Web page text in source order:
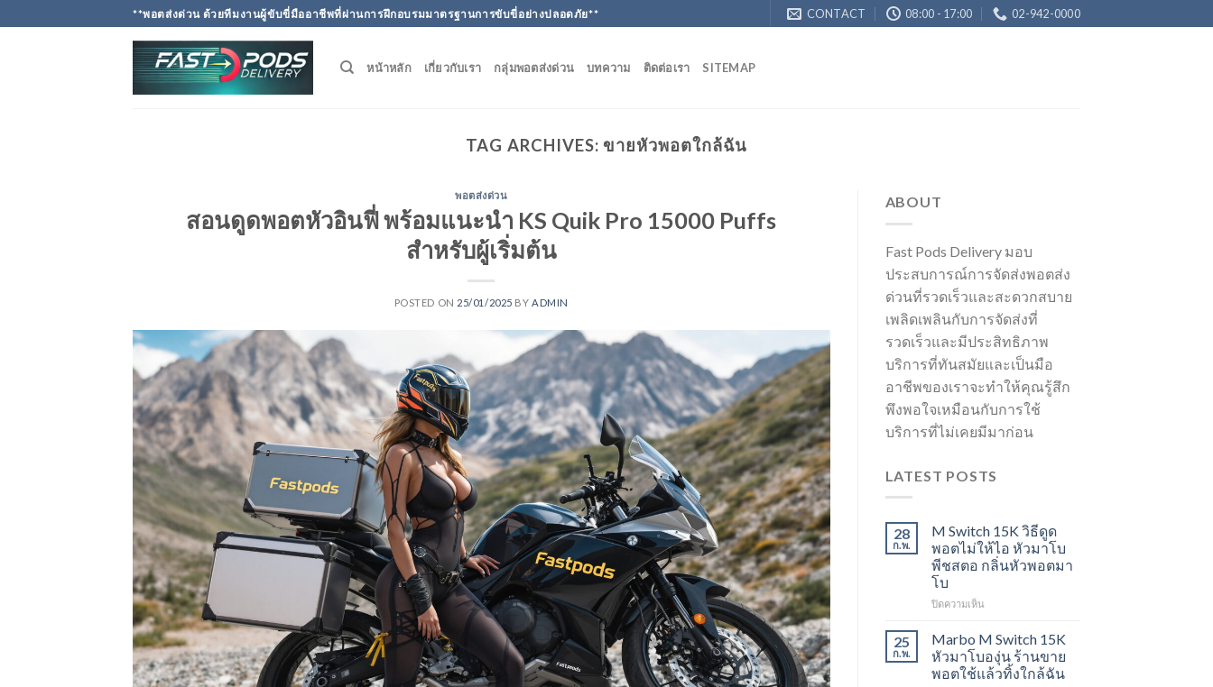
to
**พอตส่งด่วน ด้วยทีมงานผู้ขับขี่มืออาชีพที่ผ่านการฝึกอบรมมาตรฐานการขับขี่อย่างปลอดภัย** CONTACT 08:00 - 17:00 02-942-0000
หน้าหลัก เกี่ยวกับเรา กลุ่มพอตส่งด่วน บทความ ติดต่อเรา SITEMAP
TAG ARCHIVES: ขายหัวพอตใกล้ฉัน
พอตส่งด่วน
สอนดูดพอตหัวอินฟี่ พร้อมแนะนำ KS Quik Pro 15000 Puffs
สำหรับผู้เริ่มต้น
POSTED ON 25/01/2025 BYADMIN
ABOUT
Fast Pods Delivery มอบ
ประสบการณ์การจัดส่งพอตส่ง
ด่วนที่รวดเร็วและสะดวกสบาย
เพลิดเพลินกับการจัดส่งที่
รวดเร็วและมีประสิทธิภาพ
บริการที่ทันสมัยและเป็นมือ
อาชีพของเราจะทำให้คุณรู้สึก
พึงพอใจเหมือนกับการใช้
บริการที่ไม่เคยมีมาก่อน
LATEST POSTS
28
ก.พ.
M Switch 15K วิธีดูด
พอตไม่ให้ไอ หัวมาโบ
พีชสตอ กลิ่นหัวพอตมา
โบ
ปิดความเห็นบน
Switch
15K
วิธี
ดูด
25
ก.พ.
Marbo M Switch 15K
หัวมาโบองุ่น ร้านขาย
พอตใช้แล้วทิ้งใกล้ฉัน